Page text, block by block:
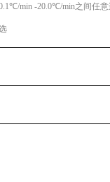
min -20.0℃/min之间任